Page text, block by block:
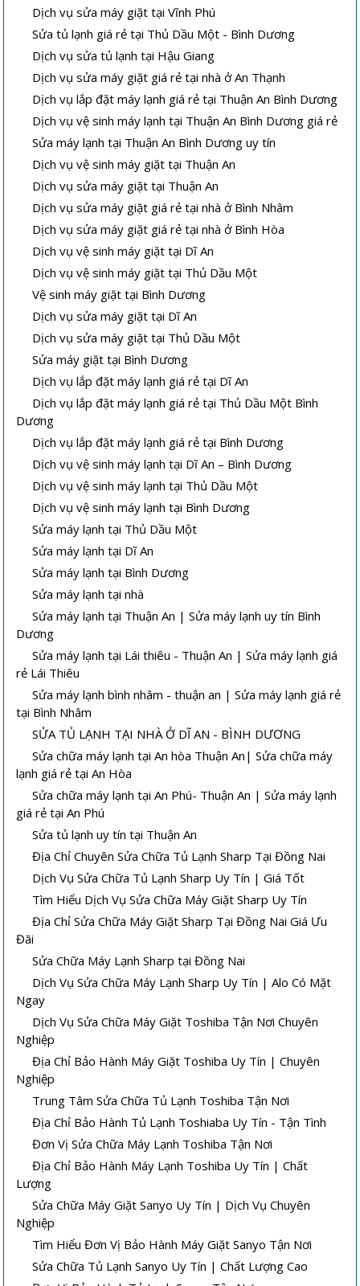
Dịch vụ sửa máy giặt tại Vĩnh Phú
Sửa tủ lạnh giá rẻ tại Thủ Dầu Một - Bình Dương
Dịch vụ sửa tủ lạnh tại Hậu Giang
Dịch vụ sửa máy giặt giá rẻ tại nhà ở An Thạnh
Dịch vụ lắp đặt máy lạnh giá rẻ tại Thuận An Bình Dương
Dịch vụ vệ sinh máy lạnh tại Thuận An Bình Dương giá rẻ
Sửa máy lạnh tại Thuận An Bình Dương uy tín
Dịch vụ vệ sinh máy giặt tại Thuận An
Dịch vụ sửa máy giặt tại Thuận An
Dịch vụ sửa máy giặt giá rẻ tại nhà ở Bình Nhâm
Dịch vụ sửa máy giặt giá rẻ tại nhà ở Bình Hòa
Dịch vụ vệ sinh máy giặt tại Dĩ An
Dịch vụ vệ sinh máy giặt tại Thủ Dầu Một
Vệ sinh máy giặt tại Bình Dương
Dịch vụ sửa máy giặt tại Dĩ An
Dịch vụ sửa máy giặt tại Thủ Dầu Một
Sửa máy giặt tại Bình Dương
Dịch vụ lắp đặt máy lạnh giá rẻ tại Dĩ An
Dịch vụ lắp đặt máy lạnh giá rẻ tại Thủ Dầu Một Bình
Dương
Dịch vụ lắp đặt máy lạnh giá rẻ tại Bình Dương
Dịch vụ vệ sinh máy lạnh tại Dĩ An – Bình Dương
Dịch vụ vệ sinh máy lạnh tại Thủ Dầu Một
Dịch vụ vệ sinh máy lạnh tại Bình Dương
Sửa máy lạnh tại Thủ Dầu Một
Sửa máy lạnh tại Dĩ An
Sửa máy lạnh tại Bình Dương
Sửa máy lạnh tại nhà
Sửa máy lạnh tại Thuận An | Sửa máy lạnh uy tín Bình
Dương
Sửa máy lạnh tại Lái thiêu - Thuận An | Sửa máy lạnh giá
rẻ Lái Thiêu
Sửa máy lạnh bình nhâm - thuận an | Sửa máy lạnh giá rẻ
tại Bình Nhâm
SỬA TỦ LẠNH TẠI NHÀ Ở DĨ AN - BÌNH DƯƠNG
Sửa chữa máy lạnh tại An hòa Thuận An| Sửa chữa máy
lạnh giá rẻ tại An Hòa
Sửa chữa máy lạnh tại An Phú- Thuận An | Sửa máy lạnh
giá rẻ tại An Phú
Sửa tủ lạnh uy tín tại Thuận An
Địa Chỉ Chuyên Sửa Chữa Tủ Lạnh Sharp Tại Đồng Nai
Dịch Vụ Sửa Chữa Tủ Lạnh Sharp Uy Tín | Giá Tốt
Tìm Hiểu Dịch Vụ Sửa Chữa Máy Giặt Sharp Uy Tín
Địa Chỉ Sửa Chữa Máy Giặt Sharp Tại Đồng Nai Giá Ưu
Đãi
Sửa Chữa Máy Lạnh Sharp tại Đồng Nai
Dịch Vụ Sửa Chữa Máy Lạnh Sharp Uy Tín | Alo Có Mặt
Ngay
Dịch Vụ Sửa Chữa Máy Giặt Toshiba Tận Nơi Chuyên
Nghiệp
Địa Chỉ Bảo Hành Máy Giặt Toshiba Uy Tín | Chuyên
Nghiệp
Trung Tâm Sửa Chữa Tủ Lạnh Toshiba Tận Nơi
Địa Chỉ Bảo Hành Tủ Lạnh Toshiaba Uy Tín - Tận Tình
Đơn Vị Sửa Chữa Máy Lạnh Toshiba Tận Nơi
Địa Chỉ Bảo Hành Máy Lạnh Toshiba Uy Tín | Chất
Lượng
Sửa Chữa Máy Giặt Sanyo Uy Tín | Dịch Vụ Chuyên
Nghiệp
Tìm Hiểu Đơn Vị Bảo Hành Máy Giặt Sanyo Tận Nơi
Sửa Chữa Tủ Lạnh Sanyo Uy Tín | Chất Lượng Cao